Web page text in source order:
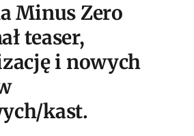
Minus Zero
teaser,
i nowych
kast.